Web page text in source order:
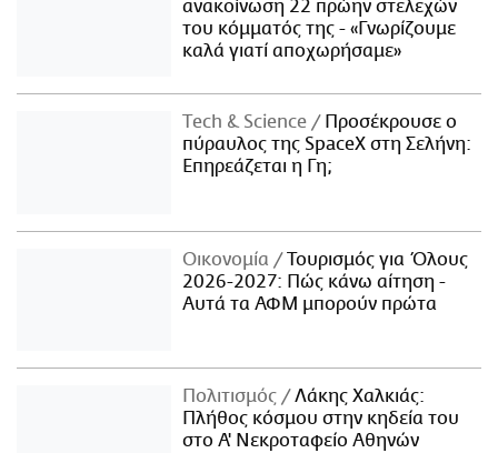
ανακοίνωση 22 πρώην στελεχών
του κόμματός της - «Γνωρίζουμε
καλά γιατί αποχωρήσαμε»
Τech & Science
Προσέκρουσε ο
πύραυλος της SpaceX στη Σελήνη:
Επηρεάζεται η Γη;
Οικονομία
Τουρισμός για Όλους
2026-2027: Πώς κάνω αίτηση -
Αυτά τα ΑΦΜ μπορούν πρώτα
Πολιτισμός
Λάκης Χαλκιάς:
Πλήθος κόσμου στην κηδεία του
στο Α' Νεκροταφείο Αθηνών